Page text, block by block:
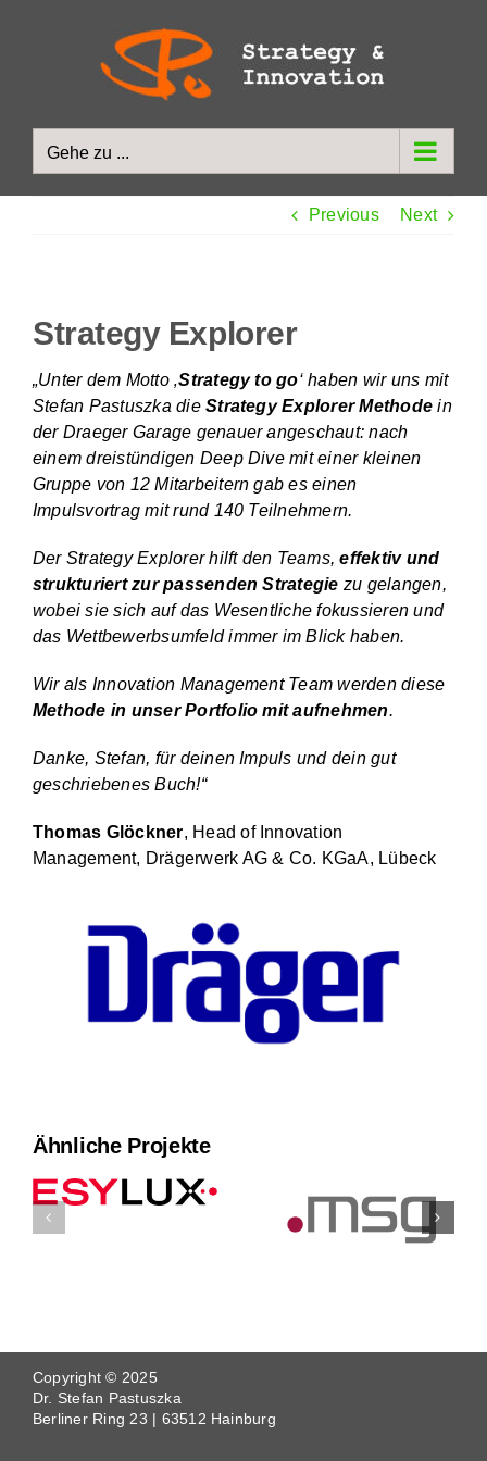
Gehe zu ...
Previous Next
Strategy Explorer
„Unter dem Motto ‚Strategy to go‘ haben wir uns mit
Stefan Pastuszka dieStrategy Explorer Methode in
der Draeger Garage genauer angeschaut: nach
einem dreistündigen Deep Dive mit einer kleinen
Gruppe von 12 Mitarbeitern gab es einen
Impulsvortrag mit rund 140 Teilnehmern.
Der Strategy Explorer hilft den Teams,effektiv und
strukturiert zur passenden Strategie zu gelangen,
wobei sie sich auf das Wesentliche fokussieren und
das Wettbewerbsumfeld immer im Blick haben.
Wir als Innovation Management Team werden diese
Methode in unser Portfolio mit aufnehmen.
Danke, Stefan, für deinen Impuls und dein gut
geschriebenes Buch!“
Thomas Glöckner, Head of Innovation
Management, Drägerwerk AG & Co. KGaA, Lübeck
Ähnliche Projekte
Copyright © 2025
Dr. Stefan Pastuszka
Berliner Ring 23 | 63512 Hainburg